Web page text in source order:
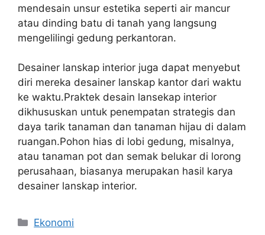
mendesain unsur estetika seperti air mancur
atau dinding batu di tanah yang langsung
mengelilingi gedung perkantoran.
Desainer lanskap interior juga dapat menyebut
diri mereka desainer lanskap kantor dari waktu
ke waktu.Praktek desain lansekap interior
dikhususkan untuk penempatan strategis dan
daya tarik tanaman dan tanaman hijau di dalam
ruangan.Pohon hias di lobi gedung, misalnya,
atau tanaman pot dan semak belukar di lorong
perusahaan, biasanya merupakan hasil karya
desainer lanskap interior.
Kategori
Ekonomi